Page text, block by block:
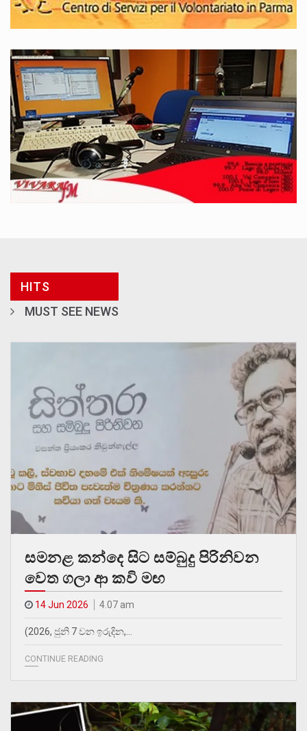
HITS
MUST SEE NEWS
සමනළ කන්දෙ සිට සම්බුදු පිරිනිවන
වෙත ගලා ආ කවි මඟ
14 Jun 2026 4.07 am
(2026, ජුනි 7 වන ඉරුදින,…
CONTINUE READING